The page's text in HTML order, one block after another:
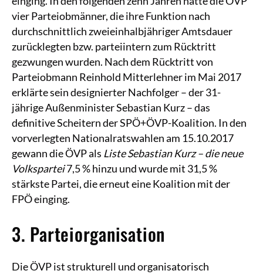
vier Parteiobmänner, die ihre Funktion nach
durchschnittlich zweieinhalbjähriger Amtsdauer
zurücklegten bzw. parteiintern zum Rücktritt
gezwungen wurden. Nach dem Rücktritt von
Parteiobmann Reinhold Mitterlehner im Mai 2017
erklärte sein designierter Nachfolger – der 31-
jährige Außenminister Sebastian Kurz – das
definitive Scheitern der SPÖ+ÖVP-Koalition. In den
vorverlegten Nationalratswahlen am 15.10.2017
gewann die ÖVP als Liste Sebastian Kurz – die neue
Volkspartei7,5 % hinzu und wurde mit 31,5 %
stärkste Partei, die erneut eine Koalition mit der
FPÖ einging.
3. Parteiorganisation
Die ÖVP ist strukturell und organisatorisch